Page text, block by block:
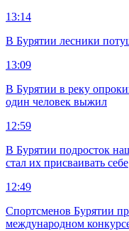
13:14
В Бурятии лесники
13:09
В Бурятии в реку
один человек выжил
12:59
В Бурятии подросток
стал их присваивать себе
12:49
Спортсменов Бурятии
международном